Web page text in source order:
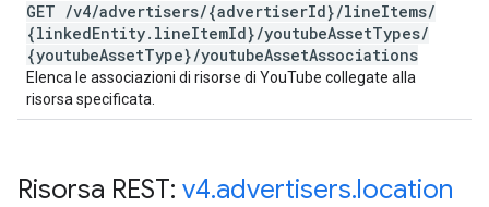
GET /v4/advertisers/{advertiserId}/lineItems/
{linkedEntity. lineItemId}/youtubeAssetTypes/
{youtubeAssetType}/youtubeAssetAssociations
Elenca le associazioni di risorse di YouTube collegate alla
risorsa specificata.
Risorsa REST: v4.advertisers.location